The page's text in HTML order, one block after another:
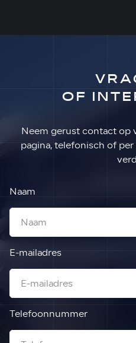
OF
Neem gerust contact op
pagina, telefonisch of
Naam
E-mailadres
Telefoonnummer